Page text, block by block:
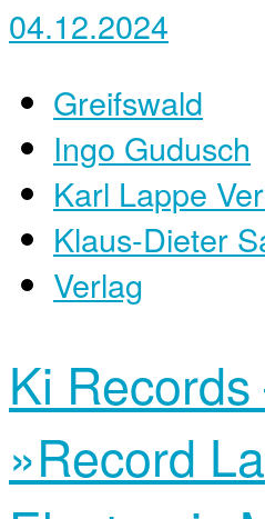
04.12.2024
Greifswald
Ingo Gudusch
Karl Lappe
Klaus-Dieter
Verlag
Ki
»Record